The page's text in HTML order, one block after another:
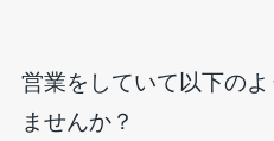
営業をしていて以下の
ませんか？